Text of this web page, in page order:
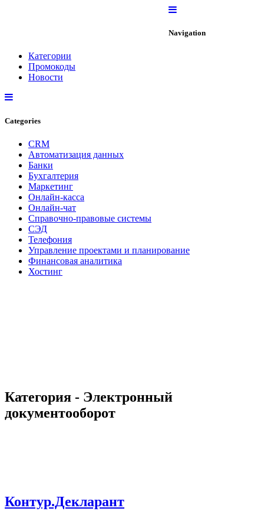
Navigation
Категории
Промокоды
Новости
Categories
CRM
Автоматизация данных
Банки
Бухгалтерия
Маркетинг
Онлайн-касса
Онлайн-чат
Справочно-правовые системы
СЭД
Телефония
Управление проектами и планирование
Финансовая аналитика
Хостинг
Категория - Электронный
документооборот
Контур.Декларант